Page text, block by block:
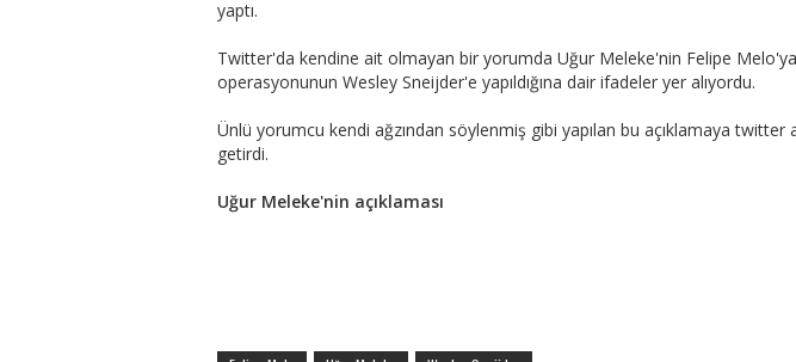
yaptı.
Twitter'da kendine ait olmayan bir yorumda Uğur Meleke'nin Felipe
operasyonunun Wesley Sneijder'e yapıldığına dair ifadeler yer alıyordu.
Ünlü yorumcu kendi ağzından söylenmiş gibi yapılan bu açıklamaya twitter
getirdi.
Uğur Meleke'nin açıklaması